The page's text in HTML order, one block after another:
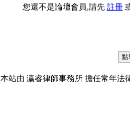
您還不是論壇會員,請先 註冊
本站由 瀛睿律師事務所 擔任常年法